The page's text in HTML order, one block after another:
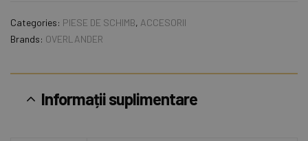
Categories: PIESE DE SCHIMB, ACCESORII
Brands: OVERLANDER
Informații suplimentare